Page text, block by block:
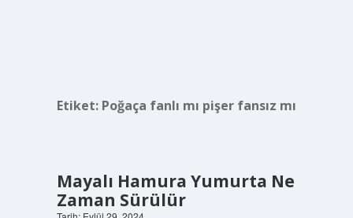
Etiket: Poğaça fanlı mı pişer fansız mı
Mayalı Hamura Yumurta Ne
Zaman Sürülür